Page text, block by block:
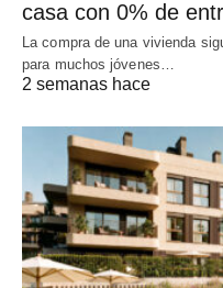
casa con 0% de
La compra de una vivienda
para muchos jóvenes…
2 semanas hace